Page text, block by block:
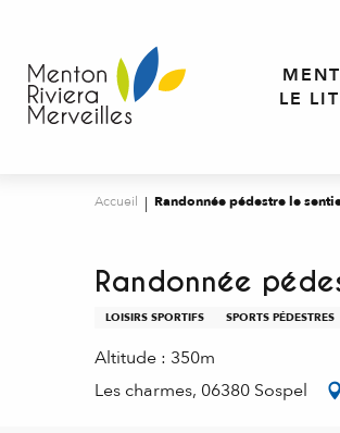
contenu
principal
LE
Accueil Randonnée pédestre le
Randonnée
LOISIRS SPORTIFS SPORTS PÉDESTRES
Altitude : 350m
Les charmes, 06380 Sospel